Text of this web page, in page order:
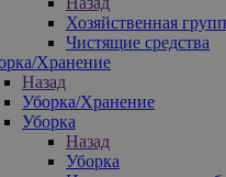
Хозяйственная
Чистящие средства
Хранение
Назад
Уборка/Хранение
Уборка
Назад
Уборка